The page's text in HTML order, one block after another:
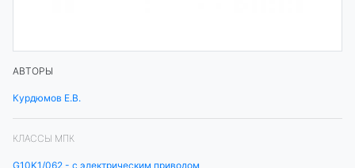
АВТОРЫ
Курдюмов Е.В.
КЛАССЫ МПК
G10K1/062 - с электрическим приводом